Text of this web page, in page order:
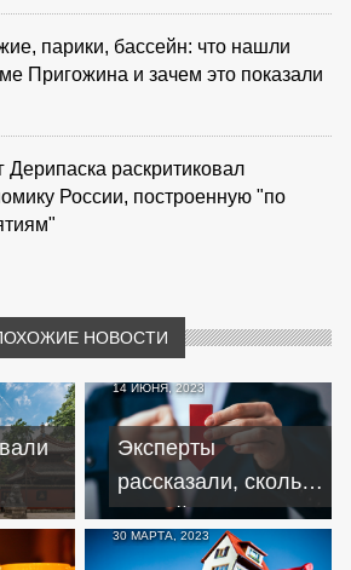
парики, бассейн: что нашли
Пригожина и зачем это показали
Дерипаска раскритиковал
России, построенную "по
НОВОСТИ
14 ИЮНЯ, 2023
Эксперты
рассказали, сколько
российскому рублю
осталось падать
30 МАРТА, 2023